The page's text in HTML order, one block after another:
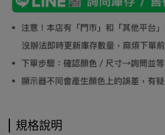
規格說明